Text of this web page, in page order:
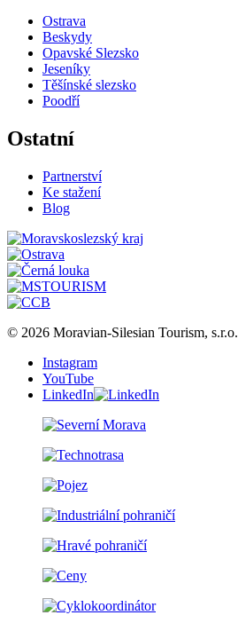
Ostrava
Beskydy
Opavské Slezsko
Jeseníky
Těšínské slezsko
Poodří
Ostatní
Partnerství
Ke stažení
Blog
© 2026 Moravian-Silesian Tourism, s.r.o.
Instagram
YouTube
LinkedIn